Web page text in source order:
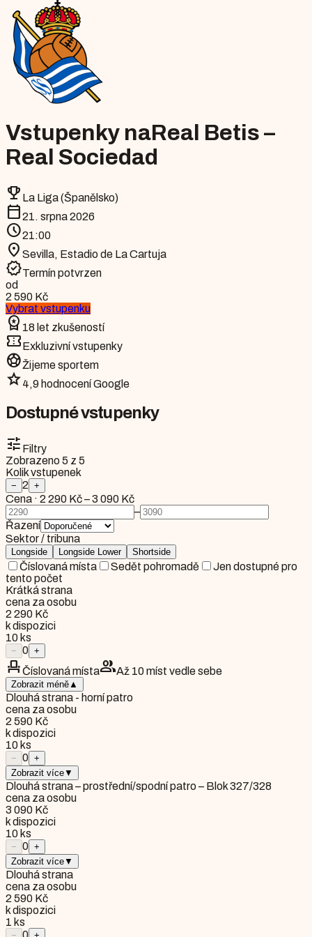
Vstupenky naReal Betis –
Real Sociedad
emoji_events La Liga (Španělsko)
calendar_today21. srpna 2026
schedule21:00
location_on Sevilla, Estadio de La Cartuja
verifiedTermín potvrzen
od
2 590 Kč
Vybrat vstupenku
workspace_premium 18 let zkušeností
confirmation_numberExkluzivní vstupenky
sports_soccerŽijeme sportem
star4,9 hodnocení Google
Dostupné vstupenky
tune Filtry
Zobrazeno5 z 5
Kolik vstupenek
− 2 +
Cena · 2 290 Kč–3 090 Kč
–
Řazení
Sektor / tribuna
Longside Longside Lower Shortside
Číslovaná místa Sedět pohromadě
Jen dostupné pro
tento počet
Krátká strana
cena za osobu
2 290 Kč
k dispozici
10 ks
− 0 +
event_seatČíslovaná místagroupAž 10 míst vedle sebe
Zobrazit méně ▲
Dlouhá strana - horní patro
cena za osobu
2 590 Kč
k dispozici
10 ks
− 0 +
Zobrazit více▼
Dlouhá strana – prostřední/spodní patro – Blok 327/328
cena za osobu
3 090 Kč
k dispozici
10 ks
− 0 +
Zobrazit více▼
Dlouhá strana
cena za osobu
2 590 Kč
k dispozici
1 ks
0